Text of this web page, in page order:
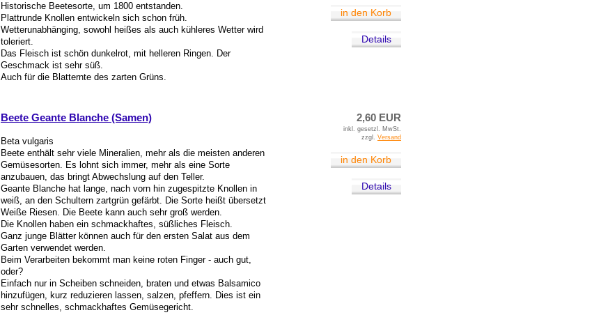
Historische Beetesorte, um 1800 entstanden.
Plattrunde Knollen entwickeln sich schon früh.
Wetterunabhänging, sowohl heißes als auch kühleres Wetter wird
toleriert.
Das Fleisch ist schön dunkelrot, mit helleren Ringen. Der
Geschmack ist sehr süß.
Auch für die Blatternte des zarten Grüns.
in den Korb
Details
Beete Geante Blanche (Samen)
Beta vulgaris
Beete enthält sehr viele Mineralien, mehr als die meisten anderen
Gemüsesorten. Es lohnt sich immer, mehr als eine Sorte
anzubauen, das bringt Abwechslung auf den Teller.
Geante Blanche hat lange, nach vorn hin zugespitzte Knollen in
weiß, an den Schultern zartgrün gefärbt. Die Sorte heißt übersetzt
Weiße Riesen. Die Beete kann auch sehr groß werden.
Die Knollen haben ein schmackhaftes, süßliches Fleisch.
Ganz junge Blätter können auch für den ersten Salat aus dem
Garten verwendet werden.
Beim Verarbeiten bekommt man keine roten Finger - auch gut,
oder?
Einfach nur in Scheiben schneiden, braten und etwas Balsamico
hinzufügen, kurz reduzieren lassen, salzen, pfeffern. Dies ist ein
sehr schnelles, schmackhaftes Gemüsegericht.
2,60 EUR
inkl. gesetzl. MwSt.
zzgl. Versand
in den Korb
Details